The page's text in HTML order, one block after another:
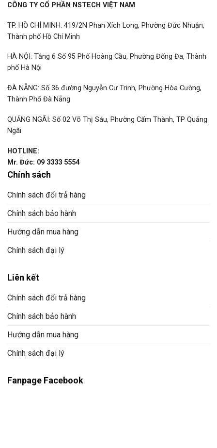
CÔNG TY CỔ PHẦN NSTECH VIỆT NAM
TP. HỒ CHÍ MINH: 419/2N Phan Xích Long, Phường Đức Nhuận,
Thành phố Hồ Chí Minh
HÀ NỘI: Tầng 6 Số 95 Phố Hoàng Cầu, Phường Đống Đa, Thành
phố Hà Nội
ĐÀ NẴNG: Số 36 đường Nguyễn Cư Trinh, Phường Hòa Cường,
Thành Phố Đà Nẵng
QUẢNG NGÃI: Số 02 Võ Thị Sáu, Phường Cẩm Thành, TP Quảng
Ngãi
HOTLINE:
Mr. Đức: 09 3333 5554
Chính sách
Chính sách đổi trả hàng
Chính sách bảo hành
Hướng dẫn mua hàng
Chính sách đại lý
Liên kết
Chính sách đổi trả hàng
Chính sách bảo hành
Hướng dẫn mua hàng
Chính sách đại lý
Fanpage Facebook